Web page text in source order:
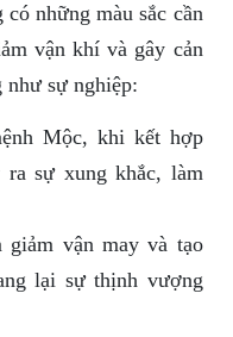
những màu sắc cần
vận khí và gây cản
như sự nghiệp:
Mộc, khi kết hợp
sự xung khắc, làm
giảm vận may và tạo
lại sự thịnh vượng